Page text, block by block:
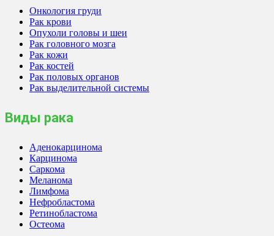
Онкология груди
Рак крови
Опухоли головы и шеи
Рак головного мозга
Рак кожи
Рак костей
Рак половых органов
Рак выделительной системы
Виды рака
Аденокарцинома
Карцинома
Саркома
Меланома
Лимфома
Нефробластома
Ретинобластома
Остеома